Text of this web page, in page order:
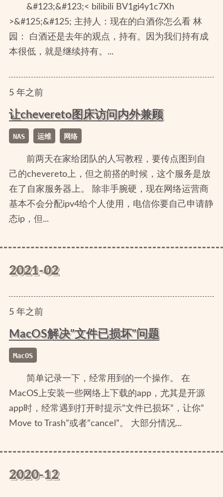
&#123;&#123;< bilibili BV1gi4y1c7Xh
>&#125;&#125; 主持人：现在的白酒你怎么看 林
园： 白酒还是去年的观点，持有。因为我们持有成
本很低，就是继续持有。...
5年之前
让chevereto图床访问内外兼顾
NAS 运维 网络
前两天在家给团队的人写教程，要传点图到自
己的chevereto上，但之前搭的时候，这个服务是放
在了自家服务器上。 除非手腕硬，现在网络运营商
基本不会分配ipv4给个人使用，电信你要自己申请静
态ip，但...
2021-02
5年之前
MacOS解决"文件已损坏"问题
MacOS
简单记录一下，经常用到的一个操作。 在
MacOS上安装一些网络上下载的app，尤其是开源
app时，经常遇到打开时提示”文件已损坏”，让你”
Move to Trash”或者”cancel”。 大部分情况...
2020-12